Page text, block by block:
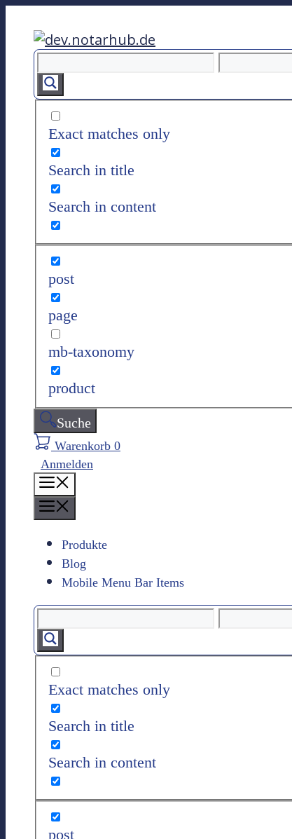
Exact matches only
Search in title
Search in content
post
page
mb-taxonomy
product
Suche
Warenkorb 0
Anmelden
e
n
e
n
ü
Produkte
Blog
Mobile Menu Bar Items
Exact matches only
Search in title
Search in content
post